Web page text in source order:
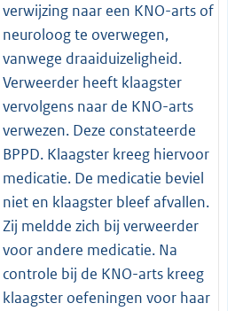
verwijzing naar een KNO-arts of
neuroloog te overwegen,
vanwege draaiduizeligheid.
Verweerder heeft klaagster
vervolgens naar de KNO-arts
verwezen. Deze constateerde
BPPD. Klaagster kreeg hiervoor
medicatie. De medicatie beviel
niet en klaagster bleef afvallen.
Zij meldde zich bij verweerder
voor andere medicatie. Na
controle bij de KNO-arts kreeg
klaagster oefeningen voor haar